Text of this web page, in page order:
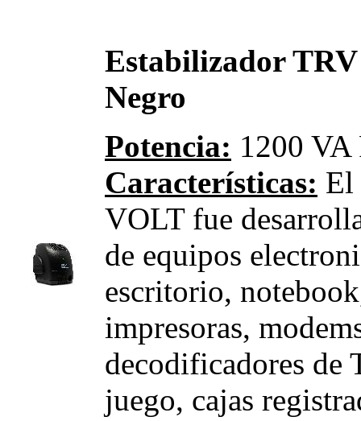
Estabilizador
Negro
Potencia: 1200 VA
Características: El
VOLT fue
de equipos
escritorio,
impresoras,
decodificadores de
juego, cajas